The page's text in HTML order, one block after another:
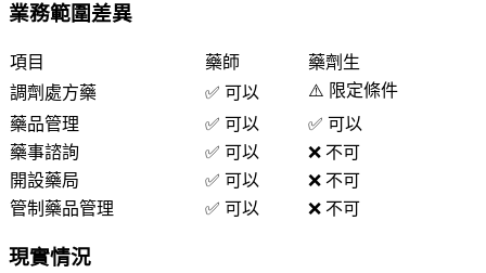
業務範圍差異
項目 藥師
藥劑生
調劑處方藥
✅ 可以
⚠️ 限定條件
藥品管理
✅ 可以
✅ 可以
藥事諮詢
✅ 可以
❌ 不可
開設藥局
✅ 可以
❌ 不可
管制藥品管理
✅ 可以 ❌ 不可
現實情況